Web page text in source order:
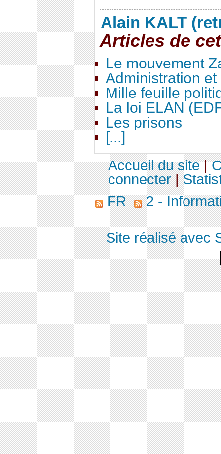
Alain KALT
Articles de
Le mouvement
Administration
Mille feuille
La loi ELAN
Les prisons
[...]
Accueil du site|
connecter|
FR
2 -
Site réalisé avec